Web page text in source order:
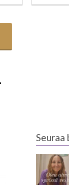
Seuraa